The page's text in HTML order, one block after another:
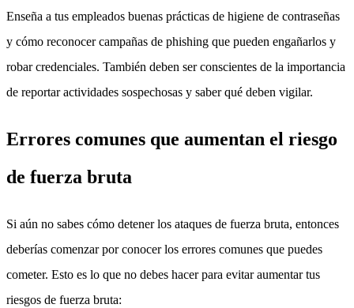
Enseña a tus empleados buenas prácticas de higiene de contraseñas
y cómo reconocer campañas de phishing que pueden engañarlos y
robar credenciales. También deben ser conscientes de la importancia
de reportar actividades sospechosas y saber qué deben vigilar.
Errores comunes que aumentan el riesgo
de fuerza bruta
Si aún no sabes cómo detener los ataques de fuerza bruta, entonces
deberías comenzar por conocer los errores comunes que puedes
cometer. Esto es lo que no debes hacer para evitar aumentar tus
riesgos de fuerza bruta: